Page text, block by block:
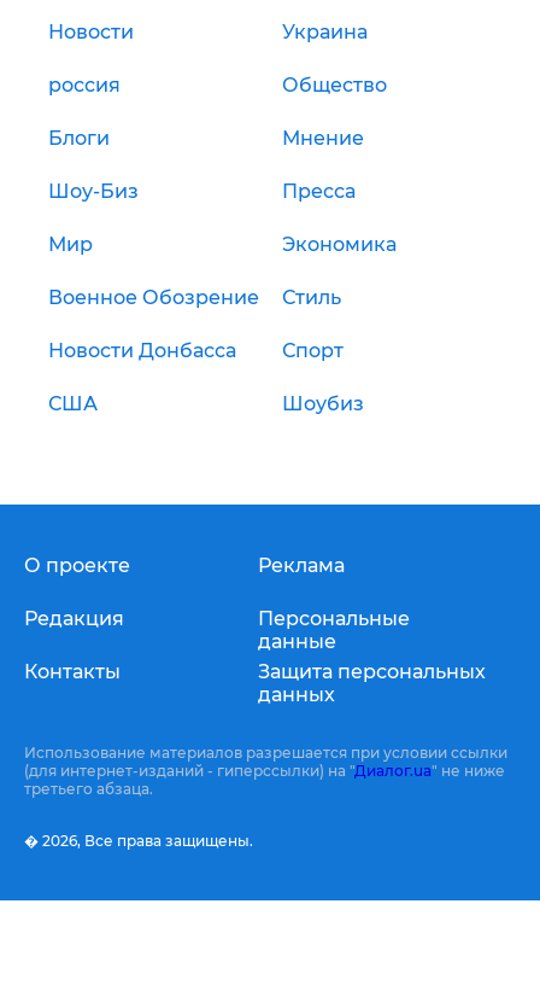
Новости Украина
россия Общество
Блоги Мнение
Шоу-Биз Пресса
Мир Экономика
Военное Обозрение Стиль
Новости Донбасса Спорт
США Шоубиз
О проекте
Редакция
Контакты
Реклама
Персональные
данные
Защита персональных
данных
Использование материалов разрешается при условии ссылки
(для интернет-изданий - гиперссылки) на "Диалог.ua" не ниже
третьего абзаца.
� 2026, Все права защищены.